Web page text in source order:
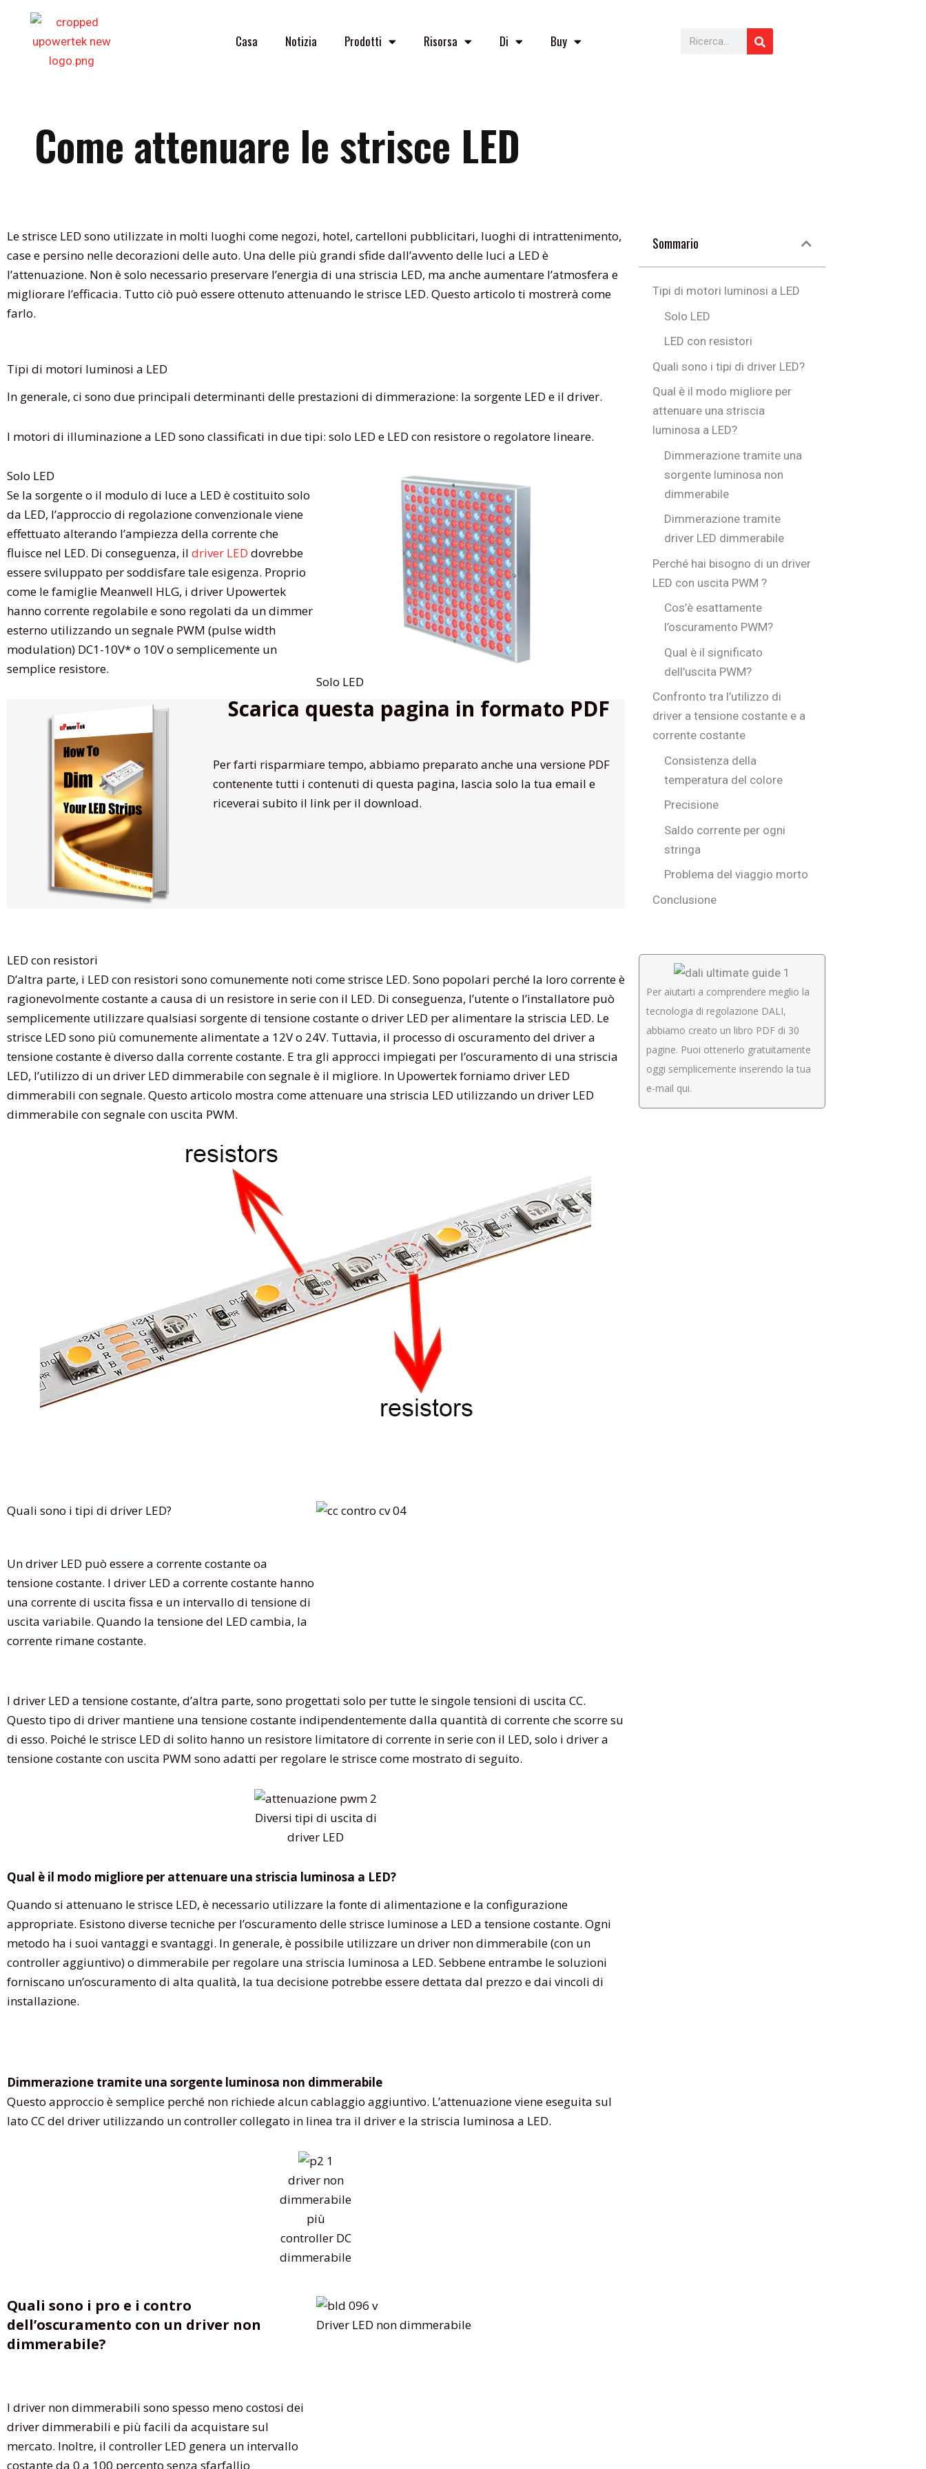
contenuto
Casa Notizia Prodotti Risorsa Di Buy Cerca
Come attenuare le strisce LED
Le strisce LED sono utilizzate in molti luoghi come negozi, hotel, cartelloni pubblicitari, luoghi di intrattenimento,
case e persino nelle decorazioni delle auto. Una delle più grandi sfide dall’avvento delle luci a LED è
l’attenuazione. Non è solo necessario preservare l’energia di una striscia LED, ma anche aumentare l’atmosfera e
migliorare l’efficacia. Tutto ciò può essere ottenuto attenuando le strisce LED. Questo articolo ti mostrerà come
farlo.
Tipi di motori luminosi a LED
In generale, ci sono due principali determinanti delle prestazioni di dimmerazione: la sorgente LED e il driver.
I motori di illuminazione a LED sono classificati in due tipi: solo LED e LED con resistore o regolatore lineare.
Solo LED
Se la sorgente o il modulo di luce a LED è costituito solo
da LED, l’approccio di regolazione convenzionale viene
effettuato alterando l’ampiezza della corrente che
fluisce nel LED. Di conseguenza, il driver LED dovrebbe
essere sviluppato per soddisfare tale esigenza. Proprio
come le famiglie Meanwell HLG, i driver Upowertek
hanno corrente regolabile e sono regolati da un dimmer
esterno utilizzando un segnale PWM (pulse width
modulation) DC1-10V* o 10V o semplicemente un
semplice resistore.
Solo LED
Scarica questa pagina in formato PDF
Per farti risparmiare tempo, abbiamo preparato anche una versione PDF
contenente tutti i contenuti di questa pagina, lascia solo la tua email e
riceverai subito il link per il download.
LED con resistori
D’altra parte, i LED con resistori sono comunemente noti come strisce LED. Sono popolari perché la loro corrente è
ragionevolmente costante a causa di un resistore in serie con il LED. Di conseguenza, l’utente o l’installatore può
semplicemente utilizzare qualsiasi sorgente di tensione costante o driver LED per alimentare la striscia LED. Le
strisce LED sono più comunemente alimentate a 12V o 24V. Tuttavia, il processo di oscuramento del driver a
tensione costante è diverso dalla corrente costante. E tra gli approcci impiegati per l’oscuramento di una striscia
LED, l’utilizzo di un driver LED dimmerabile con segnale è il migliore. In Upowertek forniamo driver LED
dimmerabili con segnale. Questo articolo mostra come attenuare una striscia LED utilizzando un driver LED
dimmerabile con segnale con uscita PWM.
Quali sono i tipi di driver LED?
Un driver LED può essere a corrente costante oa
tensione costante. I driver LED a corrente costante hanno
una corrente di uscita fissa e un intervallo di tensione di
uscita variabile. Quando la tensione del LED cambia, la
corrente rimane costante.
I driver LED a tensione costante, d’altra parte, sono progettati solo per tutte le singole tensioni di uscita CC.
Questo tipo di driver mantiene una tensione costante indipendentemente dalla quantità di corrente che scorre su
di esso. Poiché le strisce LED di solito hanno un resistore limitatore di corrente in serie con il LED, solo i driver a
tensione costante con uscita PWM sono adatti per regolare le strisce come mostrato di seguito.
Diversi tipi di uscita di
driver LED
Qual è il modo migliore per attenuare una striscia luminosa a LED?
Quando si attenuano le strisce LED, è necessario utilizzare la fonte di alimentazione e la configurazione
appropriate. Esistono diverse tecniche per l’oscuramento delle strisce luminose a LED a tensione costante. Ogni
metodo ha i suoi vantaggi e svantaggi. In generale, è possibile utilizzare un driver non dimmerabile (con un
controller aggiuntivo) o dimmerabile per regolare una striscia luminosa a LED. Sebbene entrambe le soluzioni
forniscano un’oscuramento di alta qualità, la tua decisione potrebbe essere dettata dal prezzo e dai vincoli di
installazione.
Dimmerazione tramite una sorgente luminosa non dimmerabile
Questo approccio è semplice perché non richiede alcun cablaggio aggiuntivo. L’attenuazione viene eseguita sul
lato CC del driver utilizzando un controller collegato in linea tra il driver e la striscia luminosa a LED.
driver non
dimmerabile
più
controller DC
dimmerabile
Quali sono i pro e i contro
dell’oscuramento con un driver non
dimmerabile?
I driver non dimmerabili sono spesso meno costosi dei
driver dimmerabili e più facili da acquistare sul
mercato. Inoltre, il controller LED genera un intervallo
costante da 0 a 100 percento senza sfarfallio
Driver LED non dimmerabile
Sommario
Tipi di motori luminosi a LED
Solo LED
LED con resistori
Quali sono i tipi di driver LED?
Qual è il modo migliore per
attenuare una striscia
luminosa a LED?
Dimmerazione tramite una
sorgente luminosa non
dimmerabile
Dimmerazione tramite
driver LED dimmerabile
Perché hai bisogno di un driver
LED con uscita PWM ?
Cos’è esattamente
l’oscuramento PWM?
Qual è il significato
dell’uscita PWM?
Confronto tra l’utilizzo di
driver a tensione costante e a
corrente costante
Consistenza della
temperatura del colore
Precisione
Saldo corrente per ogni
stringa
Problema del viaggio morto
Conclusione
Per aiutarti a comprendere meglio la
tecnologia di regolazione DALI,
abbiamo creato un libro PDF di 30
pagine. Puoi ottenerlo gratuitamente
oggi semplicemente inserendo la tua
e-mail qui.